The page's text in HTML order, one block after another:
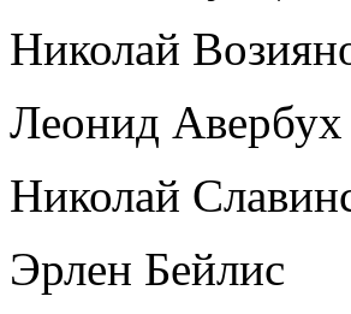
Николай
Леонид Авербух
Николай
Эрлен Бейлис